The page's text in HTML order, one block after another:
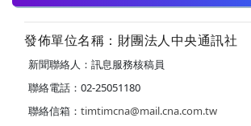
發佈單位名稱：財團法人中央通訊社
新聞聯絡人：訊息服務核稿員
聯絡電話：02-25051180
聯絡信箱： timtimcna@mail.cna.com.tw